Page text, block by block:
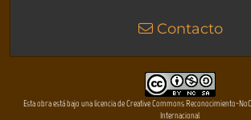
Contacto
Esta obra está bajo una licencia de Creative Commons Reconocimiento-
Internacional